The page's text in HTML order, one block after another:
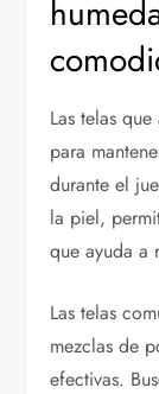
Las telas
para
durante el
la piel,
que ayuda a
Las telas
mezclas de
efectivas.